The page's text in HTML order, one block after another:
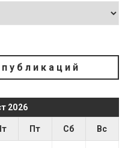
2026
Пт Сб Вс